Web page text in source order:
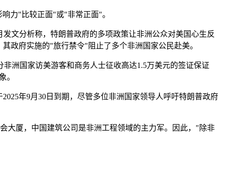
力"比较正面"或"非常正面"。
文分析称，特朗普政府的多项政策让非洲公众对美国心生反
政府实施的"旅行禁令"阻止了多个非洲国家公民赴美。
洲国家访美游客和商务人士征收高达1.5万美元的签证保证
。
年9月30日到期，尽管多位非洲国家领导人呼吁特朗普政府
大厦，中国建筑公司是非洲工程领域的主力军。因此，"除非